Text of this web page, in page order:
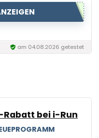
am 04.08.2026 getestet
Rabatt bei i-Run